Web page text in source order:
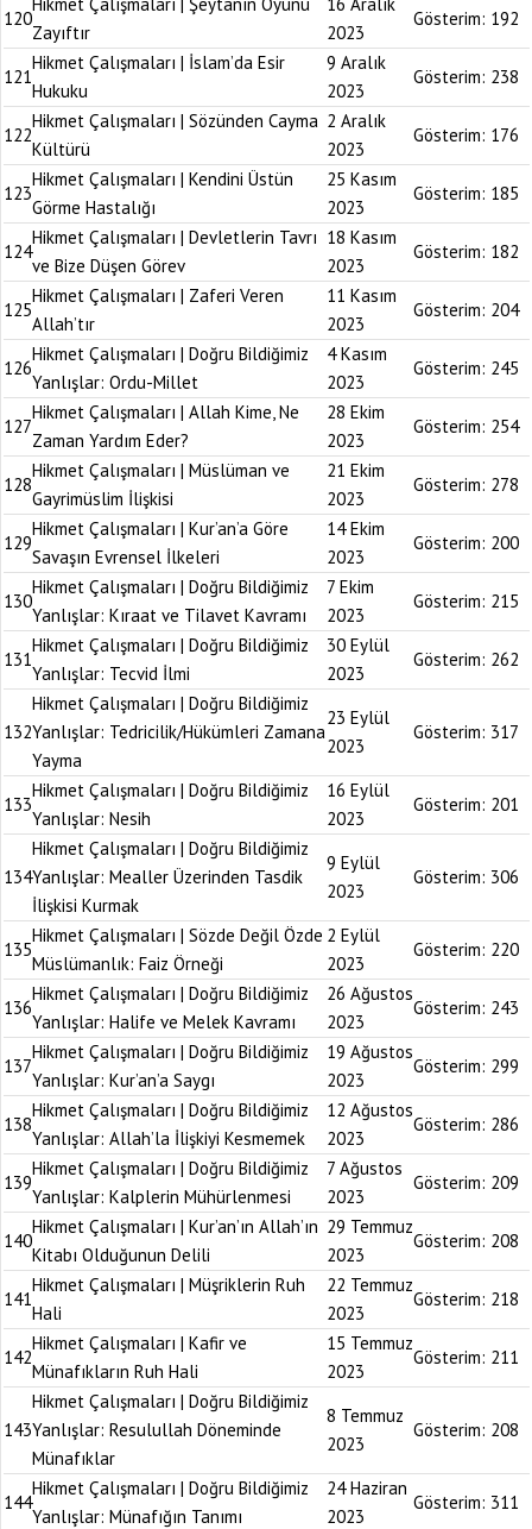
120
Zayıftır
2023
Gösterim: 192
121
Hikmet Çalışmaları | İslam’da Esir
Hukuku
9 Aralık
2023
Gösterim: 238
122
Hikmet Çalışmaları | Sözünden Cayma
Kültürü
2 Aralık
2023
Gösterim: 176
123
Hikmet Çalışmaları | Kendini Üstün
Görme Hastalığı
25 Kasım
2023
Gösterim: 185
124
Hikmet Çalışmaları | Devletlerin Tavrı
ve Bize Düşen Görev
18 Kasım
2023
Gösterim: 182
125
Hikmet Çalışmaları | Zaferi Veren
Allah’tır
11 Kasım
2023
Gösterim: 204
126
Hikmet Çalışmaları | Doğru Bildiğimiz
Yanlışlar: Ordu-Millet
4 Kasım
2023
Gösterim: 245
127
Hikmet Çalışmaları | Allah Kime, Ne
Zaman Yardım Eder?
28 Ekim
2023
Gösterim: 254
128
Hikmet Çalışmaları | Müslüman ve
Gayrimüslim İlişkisi
21 Ekim
2023
Gösterim: 278
129
Hikmet Çalışmaları | Kur’an’a Göre
Savaşın Evrensel İlkeleri
14 Ekim
2023
Gösterim: 200
130
Hikmet Çalışmaları | Doğru Bildiğimiz
Yanlışlar: Kıraat ve Tilavet Kavramı
7 Ekim
2023
Gösterim: 215
131
Hikmet Çalışmaları | Doğru Bildiğimiz
Yanlışlar: Tecvid İlmi
30 Eylül
2023
Gösterim: 262
132
Hikmet Çalışmaları | Doğru Bildiğimiz
Yanlışlar: Tedricilik/Hükümleri Zamana
Yayma
23 Eylül
2023
Gösterim: 317
133
Hikmet Çalışmaları | Doğru Bildiğimiz
Yanlışlar: Nesih
16 Eylül
2023
Gösterim: 201
134
Hikmet Çalışmaları | Doğru Bildiğimiz
Yanlışlar: Mealler Üzerinden Tasdik
İlişkisi Kurmak
9 Eylül
2023
Gösterim: 306
135
Hikmet Çalışmaları | Sözde Değil Özde
Müslümanlık: Faiz Örneği
2 Eylül
2023
Gösterim: 220
136
Hikmet Çalışmaları | Doğru Bildiğimiz
Yanlışlar: Halife ve Melek Kavramı
26 Ağustos
2023
Gösterim: 243
137
Hikmet Çalışmaları | Doğru Bildiğimiz
Yanlışlar: Kur’an’a Saygı
19 Ağustos
2023
Gösterim: 299
138
Hikmet Çalışmaları | Doğru Bildiğimiz
Yanlışlar: Allah’la İlişkiyi Kesmemek
12 Ağustos
2023
Gösterim: 286
139
Hikmet Çalışmaları | Doğru Bildiğimiz
Yanlışlar: Kalplerin Mühürlenmesi
7 Ağustos
2023
Gösterim: 209
140
Hikmet Çalışmaları | Kur’an’ın Allah’ın
Kitabı Olduğunun Delili
29 Temmuz
2023
Gösterim: 208
141
Hikmet Çalışmaları | Müşriklerin Ruh
Hali
22 Temmuz
2023
Gösterim: 218
142
Hikmet Çalışmaları | Kafir ve
Münafıkların Ruh Hali
15 Temmuz
2023
Gösterim: 211
143
Hikmet Çalışmaları | Doğru Bildiğimiz
Yanlışlar: Resulullah Döneminde
Münafıklar
8 Temmuz
2023
Gösterim: 208
144
Hikmet Çalışmaları | Doğru Bildiğimiz
Yanlışlar: Münafığın Tanımı
24 Haziran
2023
Gösterim: 311